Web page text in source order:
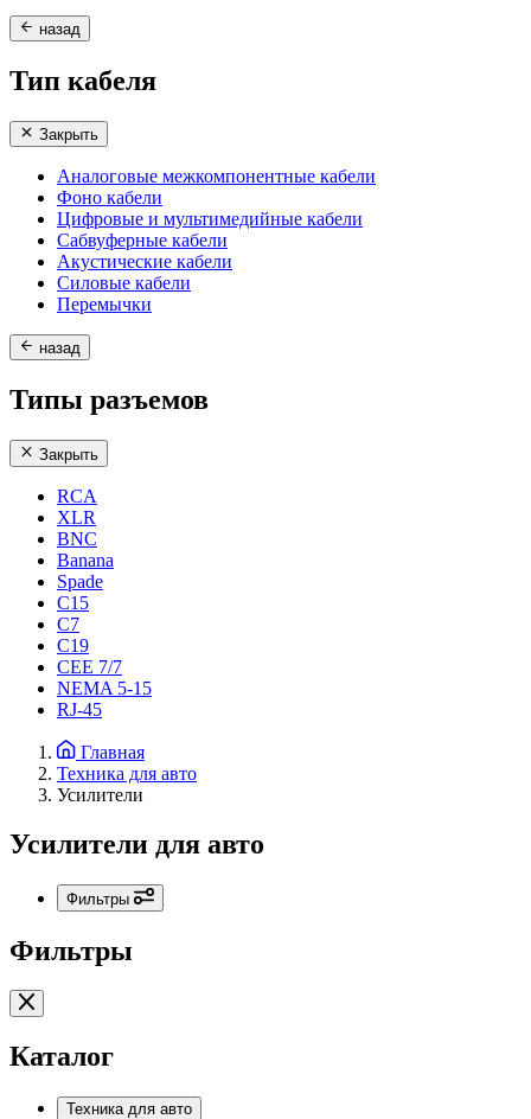
назад
Тип кабеля
Закрыть
Аналоговые межкомпонентные кабели
Фоно кабели
Цифровые и мультимедийные кабели
Сабвуферные кабели
Акустические кабели
Силовые кабели
Перемычки
назад
Типы разъемов
Закрыть
RCA
XLR
BNC
Banana
Spade
C15
С7
C19
CEE 7/7
NEMA 5-15
RJ-45
Главная
Техника для авто
Усилители
Усилители для авто
Фильтры
Фильтры
Каталог
Техника для авто